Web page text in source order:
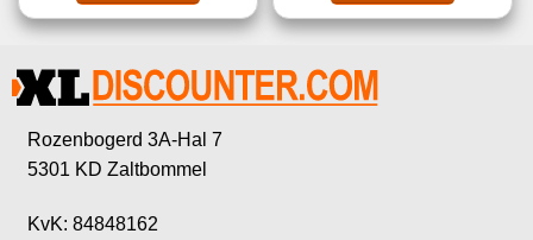
Rozenbogerd 3A-Hal 7
5301 KD Zaltbommel
KvK: 84848162